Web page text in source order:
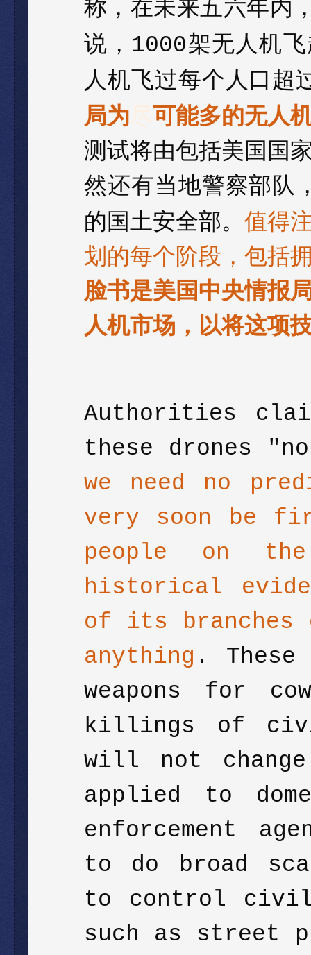
称，在未来五六年内
说， 1000架无人机
人机飞过每个人口超
局为尽可能多的无人
测试将由包括美国国
然还有当地警察部队
的国土安全部。 值得
划的每个阶段，包括
脸书是美国中央情报
人机市场，以将这项
Authorities
these drones
we need no
very soon be
people on
historical
of its branches
anything .
weapons for
killings of
will not change
applied to
enforcement
to do broad
to control civil
such as street